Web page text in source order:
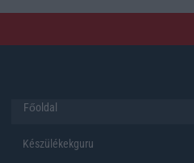
Főoldal
Készülékekguru